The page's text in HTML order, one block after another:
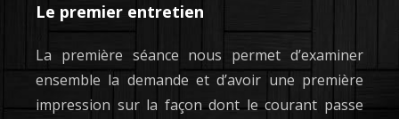
Le premier entretien
La première séance nous permet d’examiner
ensemble la demande et d’avoir une première
impression sur la façon dont le courant passe